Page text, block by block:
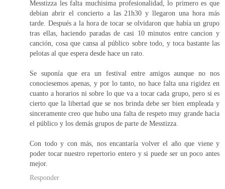
Messtizza les falta muchisima profesionalidad, lo primero es que
debian abrir el concierto a las 21h30 y llegaron una hora más
tarde. Después a la hora de tocar se olvidaron que había un grupo
tras ellas, haciendo paradas de casi 10 minutos entre cancion y
canción, cosa que cansa al público sobre todo, y toca bastante las
pelotas al que espera desde hace un rato.
Se suponía que era un festival entre amigos aunque no nos
conociesemos apenas, y por lo tanto, no hace falta una rigidez en
cuanto a horarios ni sobre lo que va a tocar cada grupo, pero si es
cierto que la libertad que se nos brinda debe ser bien empleada y
sinceramente creo que hubo una falta de respeto muy grande hacia
el público y los demás grupos de parte de Messtizza.
Con todo y con más, nos encantaría volver el año que viene y
poder tocar nuestro repertorio entero y si puede ser un poco antes
mejor.
Responder